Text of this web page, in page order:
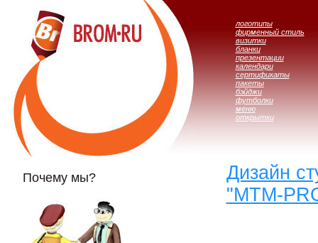
логотипы
фирменный стиль
визитки
бланки
презентации
календари
сертификаты
пакеты
бэйджи
футболки
меню
открытки
Почему мы?
Дизайн
"МТМ-